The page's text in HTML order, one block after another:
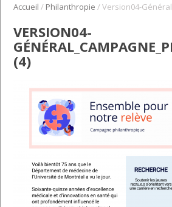
Accueil / Philanthropie /
VERSION04-
(4)